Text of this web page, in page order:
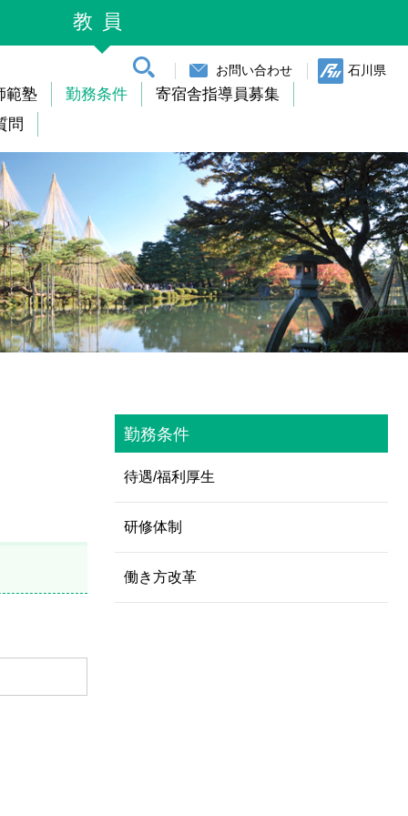
教員
範塾 勤務条件
寄宿舎指導員募集
問
検索 お問い合わせ 石川県
勤務条件
待遇/福利厚生
研修体制
働き方改革